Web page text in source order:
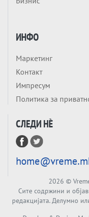
ИНФО
Маркетинг
Контакт
Импресум
Политика за
СЛЕДИ НÈ
2026 ©
Сите содржини и
редакцијата. Делумно